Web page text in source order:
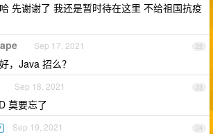
先谢谢了 我还是暂时待在这里 不给祖国抗疫
22
Sep 17, 2021
，Java 招么？
23
Sep 18, 2021
莫要忘了
24
Sep 19, 2021